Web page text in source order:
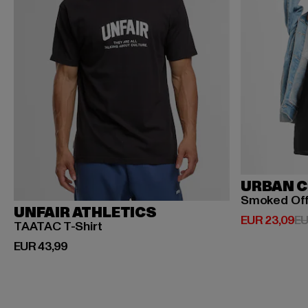
UNFAIR ATHLETICS
TAATAC T-Shirt
EUR 43,99
Derzeitiger Preis: EUR 43,99
URBAN
Smoked Off
EUR 23,09
Derzeitiger